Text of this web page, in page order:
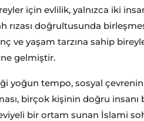
için evlilik, yalnızca iki
rızası doğrultusunda
ve yaşam tarzına sahip
gelmiştir.
yoğun tempo, sosyal
birçok kişinin doğru insanı
bir ortam sunan İslami